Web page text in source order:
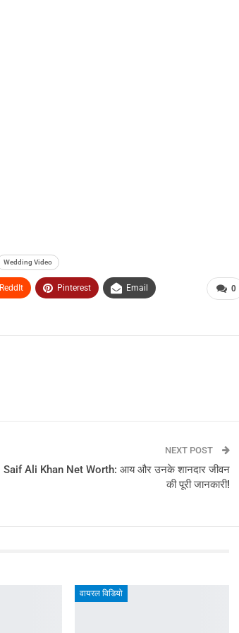
Wedding Video
0
ReddIt Pinterest Email
NEXT POST
Saif Ali Khan Net Worth: आय और उनके शानदार जीवन
की पूरी जानकारी!
वायरल विडियो